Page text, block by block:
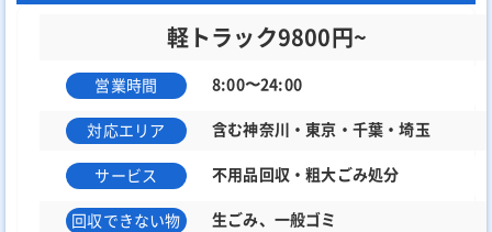
軽トラック9800円~
営業時間 8:00〜24:00
対応エリア 含む神奈川・東京・千葉・埼玉
サービス 不用品回収・粗大ごみ処分
回収できない物 生ごみ、一般ゴミ